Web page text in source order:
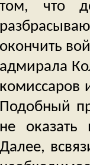
том, что
окончить
адмирала
комиссаров
Подобный
не оказать
Далее,